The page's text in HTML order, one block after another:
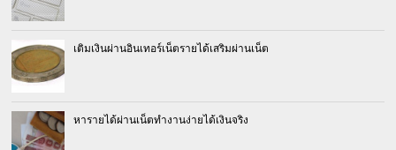
เติมเงินผ่านอินเทอร์เน็ตรายได้เสริมผ่านเน็ต
หารายได้ผ่านเน็ตทำงานง่ายได้เงินจริง